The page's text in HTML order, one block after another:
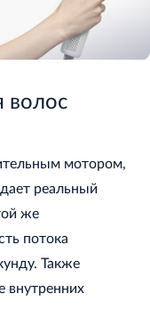
волос
мотором,
реальный
же
потока
Также
внутренних